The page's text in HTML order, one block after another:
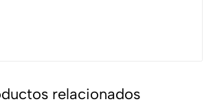
relacionados